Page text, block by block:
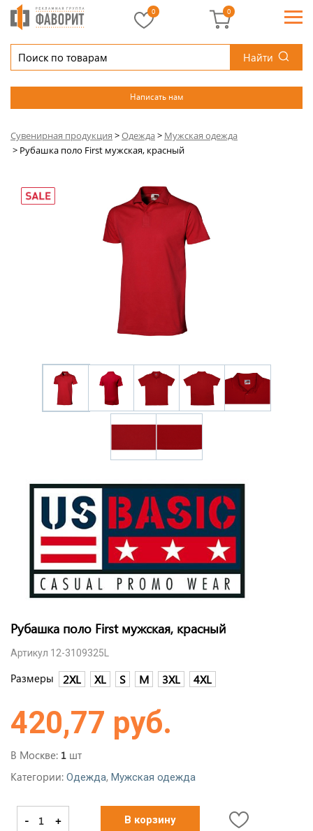
Найти
Написать нам
0 0
Сувенирная продукция >Одежда> Мужская одежда
> Рубашка поло First мужская, красный
Рубашка поло First мужская, красный
Артикул 12-3109325L
Размеры 2XL XL S M 3XL 4XL
420,77 руб.
В Москве: 1 шт
Категории: Одежда, Мужская одежда
- + В корзину